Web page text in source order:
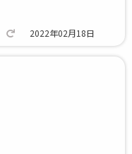
2022年02月18日